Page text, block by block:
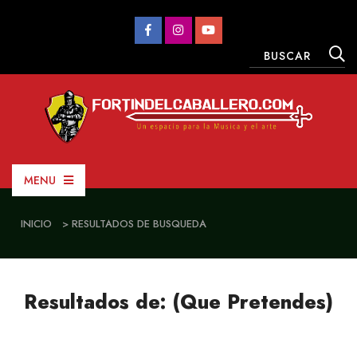
MENU
INICIO > RESULTADOS DE BUSQUEDA
Resultados de: (Que Pretendes)